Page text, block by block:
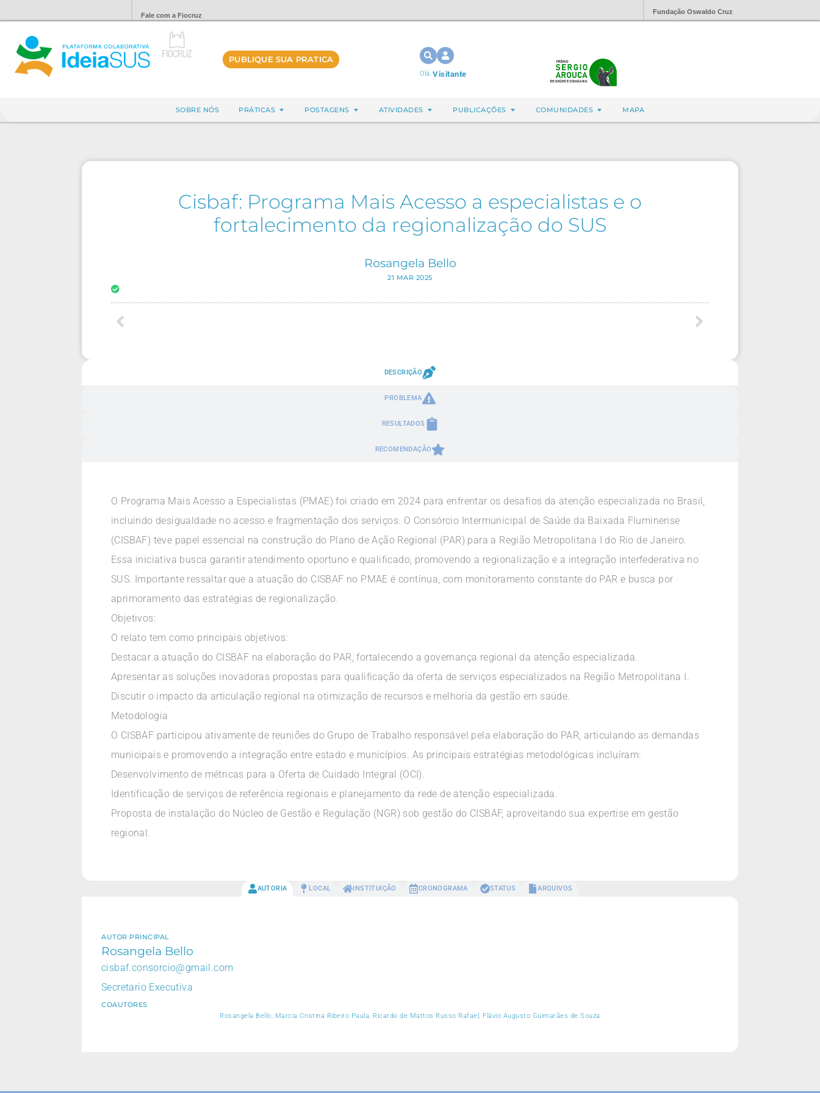
Fale com a Fiocruz Fundação Oswaldo Cruz
PUBLIQUE SUA PRATICA
Olá,Visitante
SOBRE NÓS PRÁTICAS POSTAGENS ATIVIDADES PUBLICAÇÕES COMUNIDADES MAPA
Cisbaf: Programa Mais Acesso a especialistas e o
fortalecimento da regionalização do SUS
Rosangela Bello
21 MAR 2025
DESCRIÇÃO
PROBLEMA
RESULTADOS
RECOMENDAÇÃO
O Programa Mais Acesso a Especialistas (PMAE) foi criado em 2024 para enfrentar os desafios da atenção especializada no Brasil,
incluindo desigualdade no acesso e fragmentação dos serviços. O Consórcio Intermunicipal de Saúde da Baixada Fluminense
(CISBAF) teve papel essencial na construção do Plano de Ação Regional (PAR) para a Região Metropolitana I do Rio de Janeiro.
Essa iniciativa busca garantir atendimento oportuno e qualificado, promovendo a regionalização e a integração interfederativa no
SUS. Importante ressaltar que a atuação do CISBAF no PMAE é contínua, com monitoramento constante do PAR e busca por
aprimoramento das estratégias de regionalização.
Objetivos:
O relato tem como principais objetivos:
Destacar a atuação do CISBAF na elaboração do PAR, fortalecendo a governança regional da atenção especializada.
Apresentar as soluções inovadoras propostas para qualificação da oferta de serviços especializados na Região Metropolitana I.
Discutir o impacto da articulação regional na otimização de recursos e melhoria da gestão em saúde.
Metodologia
O CISBAF participou ativamente de reuniões do Grupo de Trabalho responsável pela elaboração do PAR, articulando as demandas
municipais e promovendo a integração entre estado e municípios. As principais estratégias metodológicas incluíram:
Desenvolvimento de métricas para a Oferta de Cuidado Integral (OCI).
Identificação de serviços de referência regionais e planejamento da rede de atenção especializada.
Proposta de instalação do Núcleo de Gestão e Regulação (NGR) sob gestão do CISBAF, aproveitando sua expertise em gestão
regional.
AUTORIA LOCAL INSTITUIÇÃO CRONOGRAMA STATUS ARQUIVOS
AUTOR PRINCIPAL
Rosangela Bello
cisbaf.consorcio@gmail.com
Secretario Executiva
COAUTORES
Rosangela Bello, Marcia Cristina Ribeiro Paula, Ricardo de Mattos Russo Rafael, Flávio Augusto Guimarães de Souza